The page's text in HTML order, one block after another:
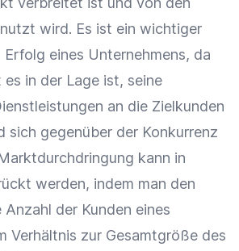
wird. Es ist ein wichtiger
eines Unternehmens, da
in der Lage ist, seine
an die Zielkunden
sich gegenüber der Konkurrenz
kann in
werden, indem man den
Anzahl der Kunden eines
Verhältnis zur Gesamtgröße des